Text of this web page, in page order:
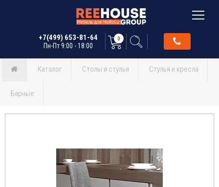
+7(499) 653-81-64
Пн-Пт 9:00 - 18:00
0
Каталог Столы и стулья Стулья и кресла
Барные